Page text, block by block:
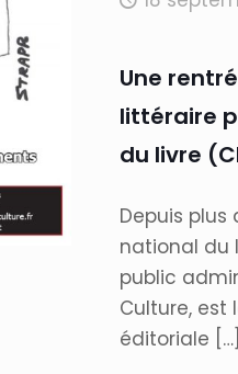
Une
littéraire
du livre
Depuis plus
national du
public
Culture, est
éditoriale […]